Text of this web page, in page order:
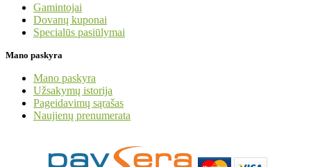
Gamintojai
Dovanų kuponai
Specialūs pasiūlymai
Mano paskyra
Mano paskyra
Užsakymų istorija
Pageidavimų sąrašas
Naujienų prenumerata